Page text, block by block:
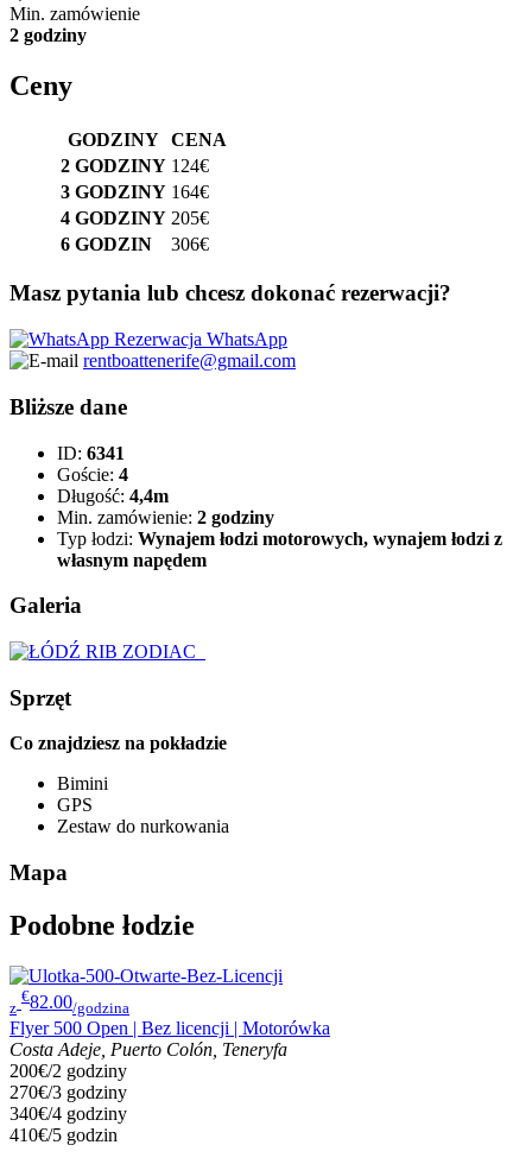
Min. zamówienie
2 godziny
Ceny
GODZINY CENA
2 GODZINY 124€
3 GODZINY 164€
4 GODZINY 205€
6 GODZIN
306€
Masz pytania lub chcesz dokonać rezerwacji?
Rezerwacja WhatsApp
rentboattenerife@gmail.com
Bliższe dane
ID: 6341
Goście: 4
Długość: 4,4m
Min. zamówienie: 2 godziny
Typ łodzi: Wynajem łodzi motorowych, wynajem łodzi z
własnym napędem
Galeria
Sprzęt
Co znajdziesz na pokładzie
Bimini
GPS
Zestaw do nurkowania
Mapa
Podobne łodzie
z
€82.00/godzina
Flyer 500 Open | Bez licencji | Motorówka
Costa Adeje, Puerto Colón, Teneryfa
200€/2 godziny
270€/3 godziny
340€/4 godziny
410€/5 godzin